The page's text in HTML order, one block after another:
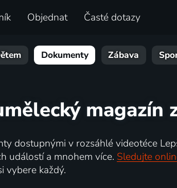
Objednat Časté dotazy
Dokumenty Zábava
magazín
dostupnými v rozsáhlé videotéce
událostí a mnohem více. Sledujte
vybere každý.